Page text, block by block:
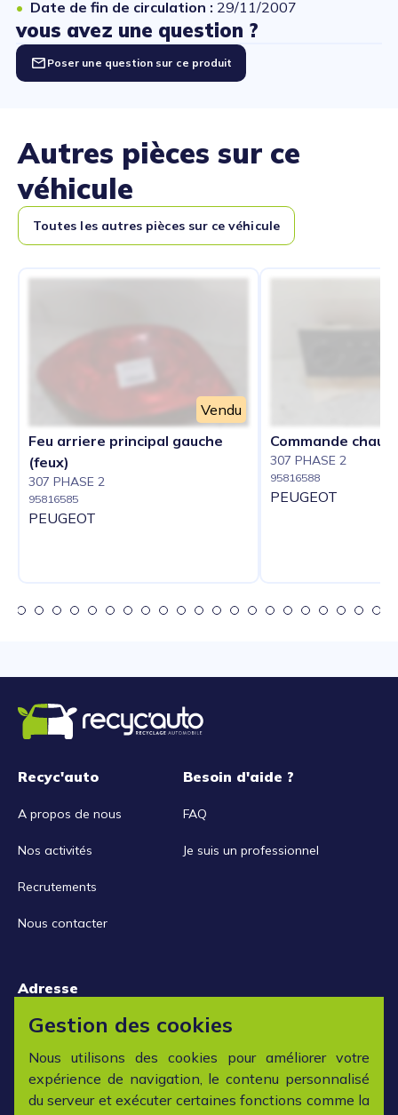
Date de fin de circulation : 29/11/2007
vous avez une question ?
Poser une question sur ce produit
Autres pièces sur ce
véhicule
Toutes les autres pièces sur ce véhicule
Vendu
Feu arriere principal gauche
(feux)
307 PHASE 2
95816585
PEUGEOT
Commande
307 PHASE 2
95816588
PEUGEOT
Recyc'auto
A propos de nous
Nos activités
Recrutements
Nous contacter
Besoin d'aide ?
FAQ
Je suis un professionnel
Adresse
15 rue de la Libération
42152 L'horme
Horaires
Gestion des cookies
Nous utilisons des cookies pour améliorer votre
expérience de navigation, le contenu personnalisé
du serveur et exécuter certaines fonctions comme la